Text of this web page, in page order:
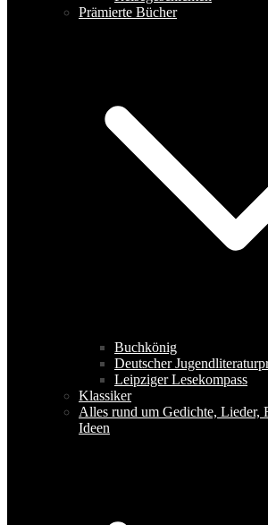
Prämierte Bücher
Buchkönig
Deutscher
Leipziger Lesekompass
Klassiker
Alles rund um Gedichte, Lieder,
Ideen